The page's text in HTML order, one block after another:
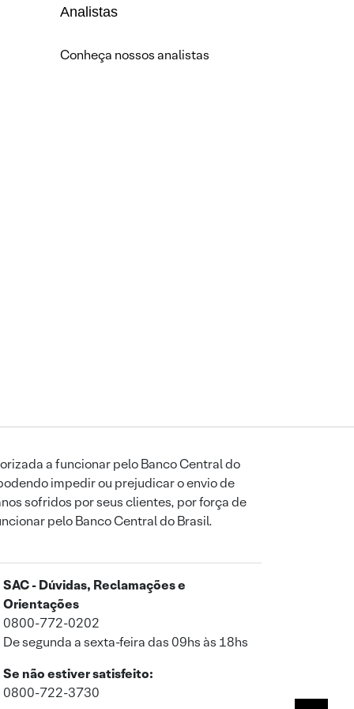
Analistas
Conheça nossos analistas
a funcionar pelo Banco Central do
impedir ou prejudicar o envio de
sofridos por seus clientes, por força de
pelo Banco Central do Brasil.
SAC - Dúvidas, Reclamações e
Orientações
0800-772-0202
De segunda a sexta-feira das 09hs às 18hs
Se não estiver satisfeito:
0800-722-3730